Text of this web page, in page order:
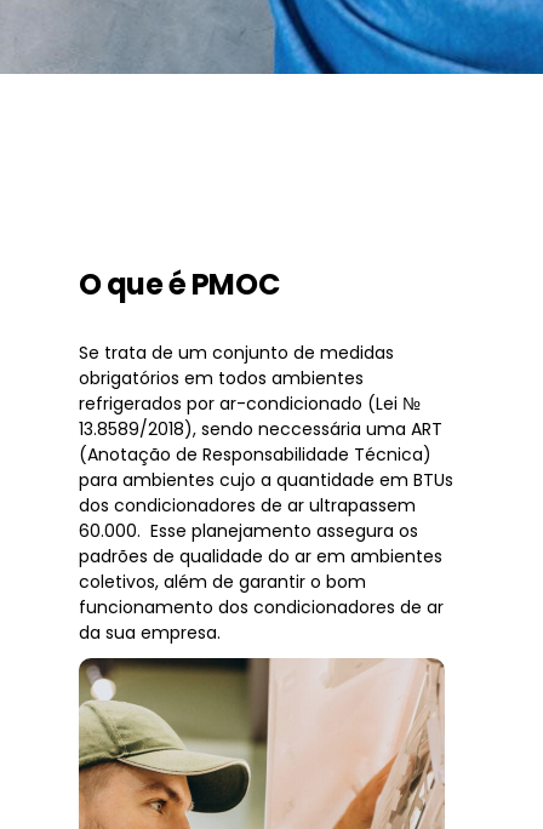
O que é PMOC
Se trata de um conjunto de medidas
obrigatórios em todos ambientes
refrigerados por ar-condicionado (Lei №
13.8589/2018), sendo neccessária uma ART
(Anotação de Responsabilidade Técnica)
para ambientes cujo a quantidade em BTUs
dos condicionadores de ar ultrapassem
60.000. Esse planejamento assegura os
padrões de qualidade do ar em ambientes
coletivos, além de garantir o bom
funcionamento dos condicionadores de ar
da sua empresa.